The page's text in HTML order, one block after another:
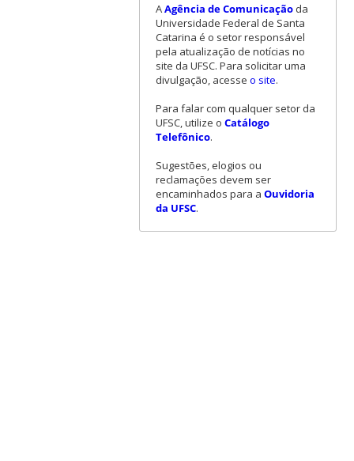
AAgência de Comunicaçãoda
Universidade Federal de Santa
Catarina é o setor responsável
pela atualização de notícias no
site da UFSC. Para solicitar uma
divulgação, acesse o site.
Para falar com qualquer setor da
UFSC, utilize o Catálogo
Telefônico.
Sugestões, elogios ou
reclamações devem ser
encaminhados para a Ouvidoria
da UFSC.